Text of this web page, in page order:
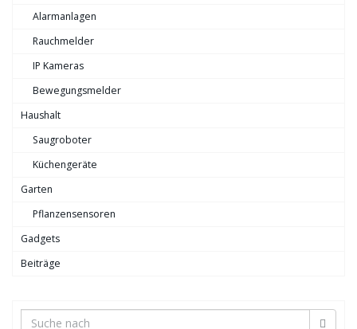
Alarmanlagen
Rauchmelder
IP Kameras
Bewegungsmelder
Haushalt
Saugroboter
Küchengeräte
Garten
Pflanzensensoren
Gadgets
Beiträge